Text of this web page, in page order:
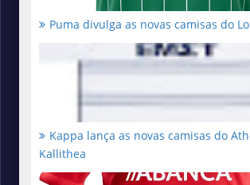
Puma divulga as novas camisas do
Kappa lança as novas camisas do
Kallithea